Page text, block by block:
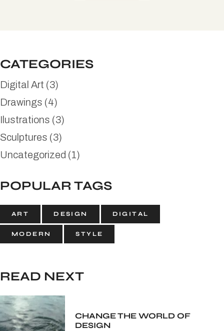
CATEGORIES
Digital Art (3)
Drawings (4)
Ilustrations (3)
Sculptures (3)
Uncategorized (1)
POPULAR TAGS
ART DESIGN DIGITAL
MODERN STYLE
READ NEXT
CHANGE THE WORLD OF
DESIGN